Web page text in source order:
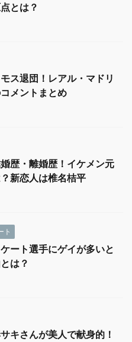
とは？
ス退団！レアル・マドリ
メントまとめ
歴・離婚歴！イケメン元
新恋人は椎名桔平
ト
ート選手にゲイが多いと
は？
キさんが美人で献身的！